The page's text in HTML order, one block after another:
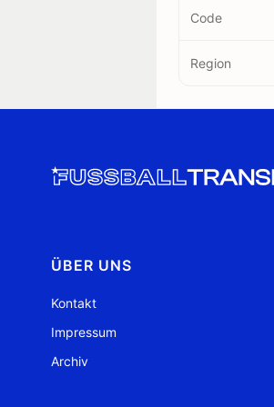
Code
Region
ÜBER UNS
Kontakt
Impressum
Archiv